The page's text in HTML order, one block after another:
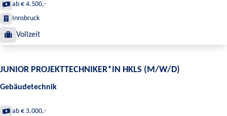
ab € 4.500,-
Innsbruck
Vollzeit
JUNIOR PROJEKTTECHNIKER*IN HKLS (M/W/D)
Gebäudetechnik
ab € 3.000,-